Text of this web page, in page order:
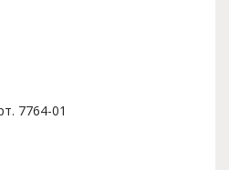
7764-01